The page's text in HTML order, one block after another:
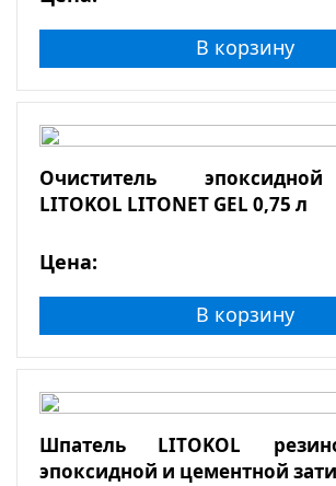
В корзину
Очиститель
LITOKOL LITONET GEL 0,75 л
Цена:
В корзину
Шпатель LITOKOL
эпоксидной и цементной